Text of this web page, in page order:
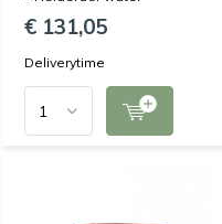
€ 131,05
Deliverytime